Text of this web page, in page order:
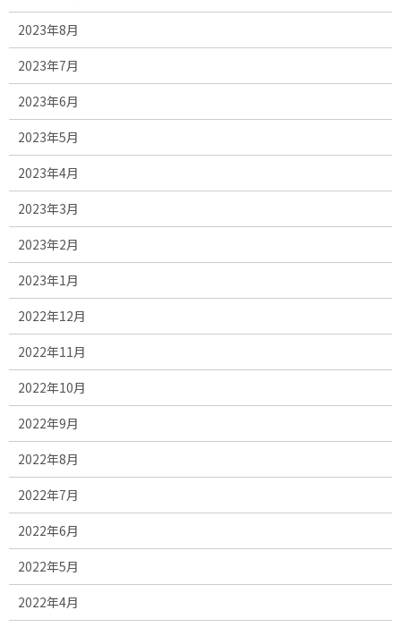
2023年8月
2023年7月
2023年6月
2023年5月
2023年4月
2023年3月
2023年2月
2023年1月
2022年12月
2022年11月
2022年10月
2022年9月
2022年8月
2022年7月
2022年6月
2022年5月
2022年4月